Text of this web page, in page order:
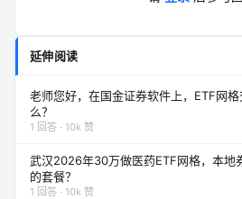
延伸阅读
老师您好，在国金证券软件上，ETF网
么？
1 回答 · 10k 赞
武汉2026年30万做医药ETF网格，本地
的套餐？
1 回答 · 10k 赞